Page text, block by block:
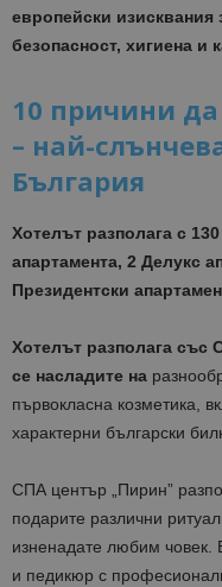
европейски изисквания
безопасност, хигиена и
10 причини
– най-
България
Хотелът разполага с
апартамента, 2 Делукс
Президентски
Хотелът разполага със
се насладите на
първокласна козметика,
характерни български
СПА център „Пирин”
подарите различни
изненадате любим човек.
и педикюр с